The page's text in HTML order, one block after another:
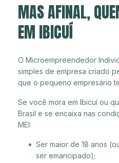
MAS AFINAL,
EM IBICUÍ
O Microempreendedor
simples de empresa criado
que o pequeno empresário
Se você mora em Ibicuí ou
Brasil e se encaixa nas
MEI:
Ser maior de 18 anos
ser emancipado);